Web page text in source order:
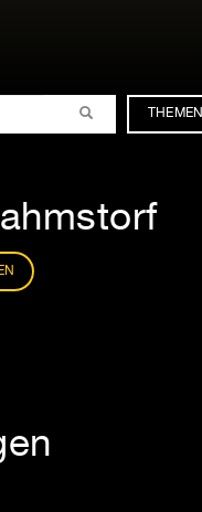
THEMEN